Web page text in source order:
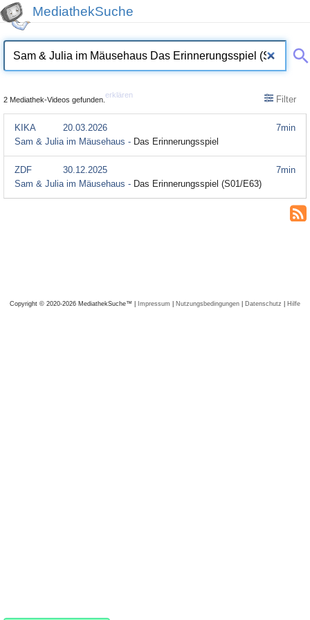
MediathekSuche
2 Mediathek-Videos gefunden.
erklären Filter
7min
KIKA
20.03.2026
Sam & Julia im Mäusehaus - Das Erinnerungsspiel
7min
ZDF
30.12.2025
Sam & Julia im Mäusehaus - Das Erinnerungsspiel (S01/E63)
Copyright © 2020-2026 MediathekSuche™ | Impressum | Nutzungsbedingungen | Datenschutz | Hilfe